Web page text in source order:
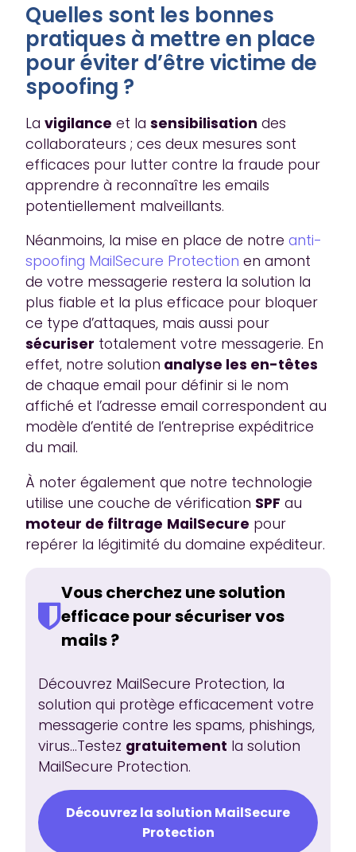
Quelles sont les bonnes
pratiques à mettre en place
pour éviter d’être victime de
spoofing ?
La vigilance et la sensibilisation des
collaborateurs ; ces deux mesures sont
efficaces pour lutter contre la fraude pour
apprendre à reconnaître les emails
potentiellement malveillants.
Néanmoins, la mise en place de notre anti-
spoofing MailSecure Protection en amont
de votre messagerie restera la solution la
plus fiable et la plus efficace pour bloquer
ce type d’attaques, mais aussi pour
sécuriser totalement votre messagerie. En
effet, notre solution analyse les en-têtes
de chaque email pour définir si le nom
affiché et l’adresse email correspondent au
modèle d’entité de l’entreprise expéditrice
du mail.
À noter également que notre technologie
utilise une couche de vérification SPF au
moteur de filtrage MailSecure pour
repérer la légitimité du domaine expéditeur.
Vous cherchez une solution
efficace pour sécuriser vos
mails ?
Découvrez MailSecure Protection, la
solution qui protège efficacement votre
messagerie contre les spams, phishings,
virus...Testez gratuitement la solution
MailSecure Protection.
Découvrez la solution MailSecure
Protection